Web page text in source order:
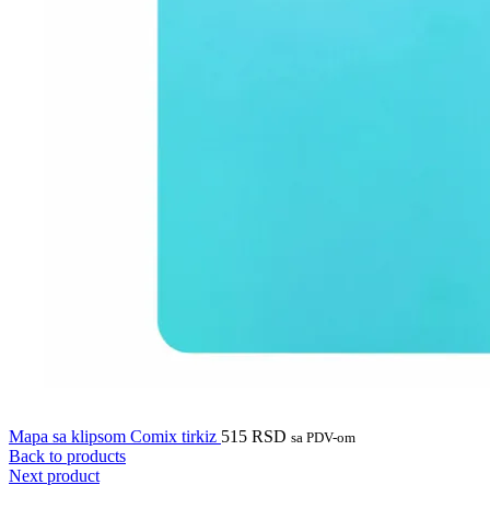
Mapa sa klipsom Comix tirkiz 515 RSD sa PDV-om
Back to products
Next product